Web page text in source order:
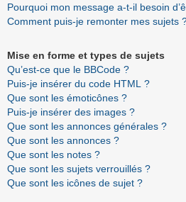
Pourquoi mon message a-t-il besoin
Comment puis-je remonter mes sujets
Mise en forme et types de sujets
Qu’est-ce que le BBCode ?
Puis-je insérer du code HTML ?
Que sont les émoticônes ?
Puis-je insérer des images ?
Que sont les annonces générales ?
Que sont les annonces ?
Que sont les notes ?
Que sont les sujets verrouillés ?
Que sont les icônes de sujet ?